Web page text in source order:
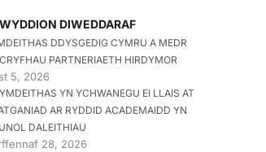
DIWEDDARAF
DDYSGEDIG CYMRU A MEDR
PARTNERIAETH HIRDYMOR
5, 2026
YN YCHWANEGU EI LLAIS AT
AR RYDDID ACADEMAIDD YN
DALEITHIAU
28, 2026